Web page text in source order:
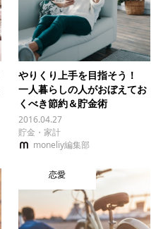
やりくり上手を目指そう！
一人暮らしの人がおぼえてお
くべき節約＆貯金術
2016.04.27
貯金・家計
moneliy編集部
恋愛